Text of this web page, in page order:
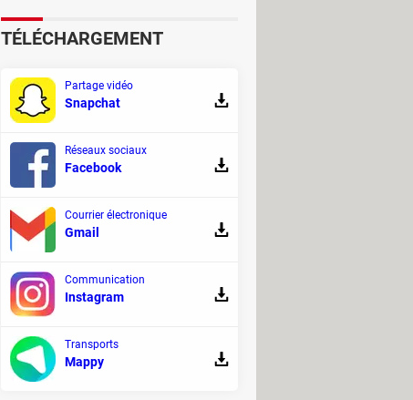
TÉLÉCHARGEMENT
Partage vidéo
Snapchat
Réseaux sociaux
Facebook
Courrier électronique
Gmail
Communication
Instagram
Transports
Mappy